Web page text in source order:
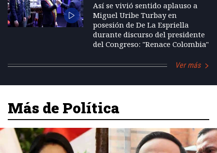
Así se vivió sentido aplauso a
Miguel Uribe Turbay en
posesión de De La Espriella
durante discurso del presidente
del Congreso: "Renace Colombia"
Ver más
Más de Política